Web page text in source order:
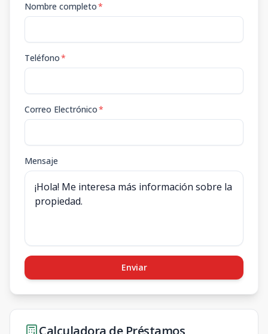
Nombre completo*
Teléfono*
Correo Electrónico*
Mensaje
Enviar
Calculadora de Préstamos